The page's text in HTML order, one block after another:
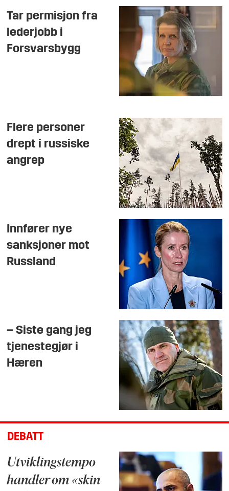
Tar permisjon fra
lederjobb i
Forsvarsbygg
Flere personer
drept i russiske
angrep
Innfører nye
sanksjoner mot
Russland
– Siste gang jeg
tjenestegjør i
Hæren
DEBATT
Utviklingstempo
handler om «skin